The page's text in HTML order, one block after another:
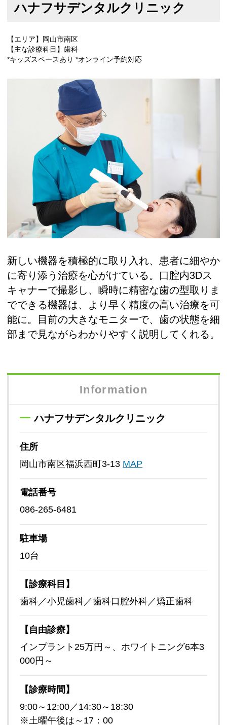
ハナフサデンタルクリニック
【エリア】岡山市南区
【主な診療科目】歯科
*キッズスペースあり *オンライン予約対応
新しい機器を積極的に取り入れ、患者に細やか
に寄り添う治療を心がけている。口腔内3Dス
キャナーで撮影し、瞬時に精密な歯の型取りま
でできる機器は、より早く精度の高い治療を可
能に。目前の大きなモニターで、歯の状態を細
部まで見ながらわかりやすく説明してくれる。
Information
ハナフサデンタルクリニック
住所
岡山市南区福浜西町3-13 MAP
電話番号
086-265-6481
駐車場
10台
【診療科目】
歯科／小児歯科／歯科口腔外科／矯正歯科
【自由診療】
インプラント25万円～、ホワイトニング6本3
000円～
【診療時間】
9:00～12:00／14:30～18:30
※土曜午後は～17：00